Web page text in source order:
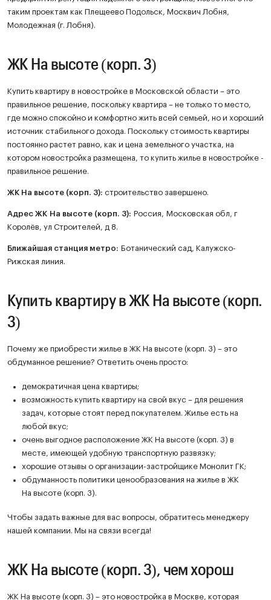
таким проектам как Плещеево Подольск, Москвич Лобня,
Молодежная (г. Лобня).
ЖК На высоте (корп. 3)
Купить квартиру в новостройке в Московской области – это
правильное решение, поскольку квартира – не только то место,
где можно спокойно и комфортно жить всей семьей, но и хороший
источник стабильного дохода. Поскольку стоимость квартиры
постоянно растет равно, как и цена земельного участка, на
котором новостройка размещена, то купить жилье в новостройке -
правильное решение.
ЖК На высоте (корп. 3): строительство завершено.
Адрес ЖК На высоте (корп. 3): Россия, Московская обл, г
Королёв, ул Строителей, д 8.
Ближайшая станция метро: Ботанический сад, Калужско-
Рижская линия.
Купить квартиру в ЖК На высоте (корп.
3)
Почему же приобрести жилье в ЖК На высоте (корп. 3) – это
обдуманное решение? Ответить очень просто:
демократичная цена квартиры;
возможность купить квартиру на свой вкус – для решения
задач, которые стоят перед покупателем. Жилье есть на
любой вкус;
очень выгодное расположение ЖК На высоте (корп. 3) в
месте, имеющей удобную транспортную развязку;
хорошие отзывы о организации-застройщике Монолит ГК;
обдуманность политики ценообразования на жилье в ЖК
На высоте (корп. 3).
Чтобы задать важные для вас вопросы, обратитесь менеджеру
нашей компании. Мы на связи всегда!
ЖК На высоте (корп. 3), чем хорош
ЖК На высоте (корп. 3) – это новостройка в Москве, которая